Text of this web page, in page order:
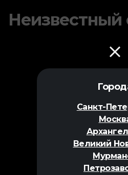
Санкт-
Великий
Неизвестный